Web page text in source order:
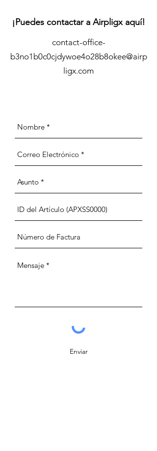
¡Puedes contactar a Airpligx aquí!
contact-office-
b3no1b0c0cjdywoe4o28b8okee@airp
ligx.com
Enviar